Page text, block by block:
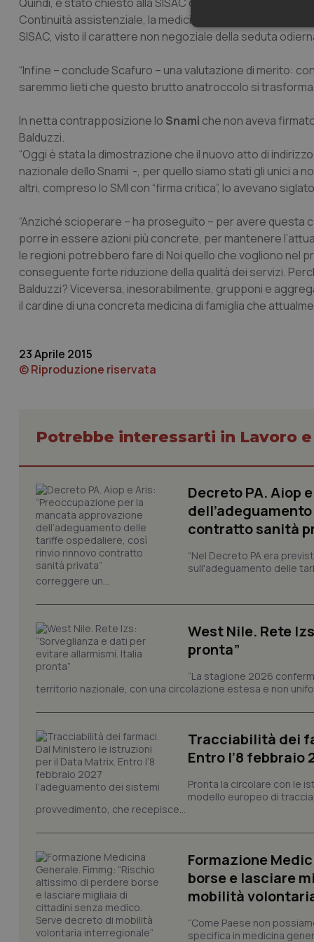
Continuità assistenziale, la medicina dei Servizi e
SISAC, visto il carattere non negoziale della seduta
“Infine – conclude Scafuro – una valutazione di merito:
saremmo lieti che questo brutto anatroccolo si
In netta contrapposizione lo Snami che non aveva
Balduzzi.
“Oggi è stata la dimostrazione che il nuovo atto di
nazionale dello Snami -, per quello siamo stati gli unici
altri, compreso lo SMI con “firma critica”, lo avevano
“Anziché scioperare – ha proseguito – per avere
porre in essere azioni più concrete, per mantenere
le regioni potrebbero fare di Noi quello che vogliono nel
conseguente forte riduzione della qualità dei servizi.
Balduzzi? Viceversa, inesorabilmente, grupponi e
il cardine di una concreta medicina di famiglia che
23 Aprile 2015
© Riproduzione riservata
Potrebbe interessarti in Lavoro
Decreto PA. Aiop
contratto sanità
“Nel Decreto PA era
sull'adeguamento delle
correggere un...
West Nile. Rete
pronta”
“La stagione 2026
territorio nazionale, con una circolazione estesa e non
Tracciabilità dei
Entro l’8 febbraio
Pronta la circolare con le
modello europeo di
provvedimento, che recepisce...
Formazione
borse e lasciare
mobilità
“Come Paese non
specifica in medicina
I cookie necessari
e l'accesso alle aree
Nome
PHPSESSID
_ga_KM60CM4NPH
Nome
__Secure-YNID
YSC
__Secure-
tracking-sites-
ironfish-tracking-
named-enable